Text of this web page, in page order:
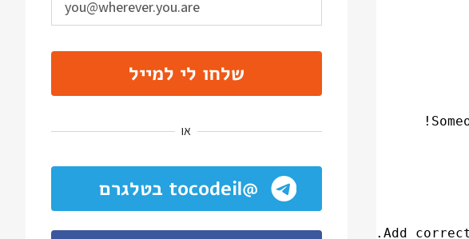
שלחו לי למייל
או
@tocodeil בטלגרם